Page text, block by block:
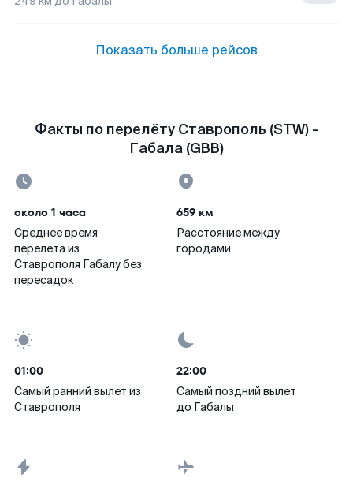
Показать больше рейсов
Факты по перелёту Ставрополь (STW) -
Габала (GBB)
около 1 часа
Среднее время
перелета из
Ставрополя Габалу без
пересадок
659 км
Расстояние между
городами
01:00
Самый ранний вылет из
Ставрополя
22:00
Самый поздний вылет
до Габалы